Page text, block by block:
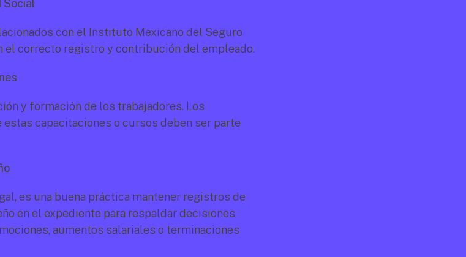
Social
con el Instituto Mexicano del Seguro
el correcto registro y contribución del empleado.
y formación de los trabajadores. Los
capacitaciones o cursos deben ser parte
es una buena práctica mantener registros de
en el expediente para respaldar decisiones
aumentos salariales o terminaciones